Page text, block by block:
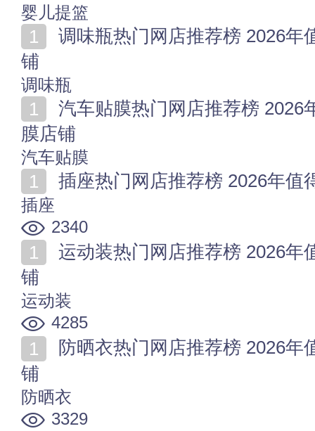
婴儿提篮
铺
调味瓶
膜店铺
汽车贴膜
插座热门网店推荐榜 2026年值
插座
2340
铺
运动装
4285
铺
防晒衣
3329